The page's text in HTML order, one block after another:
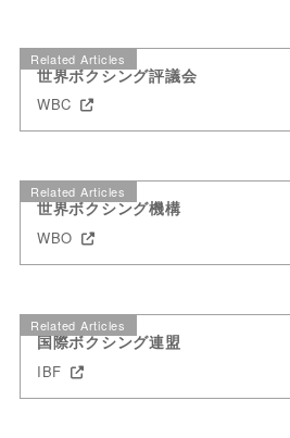
Related Articles
世界ボクシング評議会
WBC
Related Articles
世界ボクシング機構
WBO
Related Articles
国際ボクシング連盟
IBF